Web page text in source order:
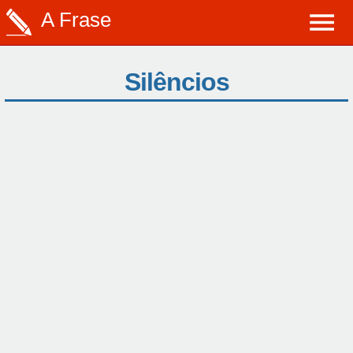
A Frase
Silêncios